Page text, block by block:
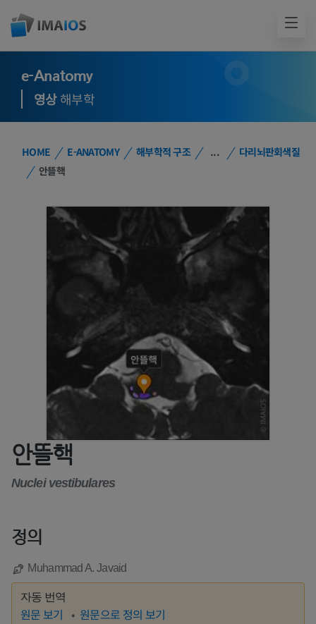
e-Anatomy
영상해부학
HOME E-ANATOMY 해부학적 구조 ...
다리뇌판회색질
안뜰핵
안뜰핵
Nuclei vestibulares
정의
Muhammad A. Javaid
자동 번역
원문 보기 원문으로 정의 보기